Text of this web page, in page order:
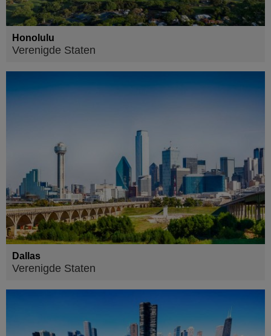
Honolulu
Verenigde Staten
Dallas
Verenigde Staten